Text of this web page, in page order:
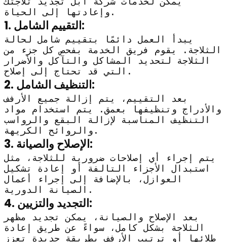
وإعادتها إلى الحياة.
1. التقييم الشامل:
يبدأ العمل دائمًا بتقييم شامل لحالة
الثلاجة. يقوم فريق الخدمة بفحص كل جزء من
الثلاجة لتحديد المشاكل والتآكل والأضرار
التي قد تحتاج إلى إصلاح.
2. التنظيف الشامل:
بعد التقييم، يتم إزالة جميع الأرفف
والأدراج وتنظيفها بعمق. يتم استخدام مواد
التنظيف المناسبة لإزالة البقع والرواسب
والروائح الكريهة.
3. الإصلاح والصيانة:
يتم إجراء أي إصلاحات ضرورية للثلاجة، مثل
استبدال الأجزاء التالفة أو إعادة تشكيل
العوازل، بالإضافة إلى إجراء أعمال
الصيانة الدورية.
4. التجديد والتزيين:
بعد الإصلاح والصيانة، يمكن تجديد مظهر
الثلاجة بشكل كامل، سواءً عن طريق إعادة
طلائها أو ترتيب الأرفف بطريقة جديدة تعزز